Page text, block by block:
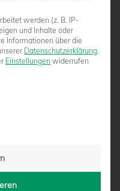
2018: U23
werden (z. B. IP-
und Inhalte oder
Informationen über die
Datenschutzerklärung.
Einstellungen widerrufen
für die eine